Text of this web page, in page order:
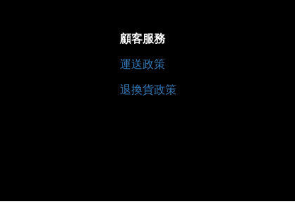
顧客服務
運送政策
退換貨政策